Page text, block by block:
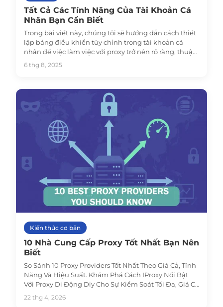
Tất Cả Các Tính Năng Của Tài Khoản Cá
Nhân Bạn Cần Biết
Trong bài viết này, chúng tôi sẽ hướng dẫn cách thiết
lập bảng điều khiển tùy chỉnh trong tài khoản cá
nhân để việc làm việc với proxy trở nên rõ ràng, thuận
tiện và nhanh chóng nhất có thể.
6 thg 8, 2025
Kiến thức cơ bản
10 Nhà Cung Cấp Proxy Tốt Nhất Bạn Nên
Biết
So Sánh 10 Proxy Providers Tốt Nhất Theo Giá Cả, Tính
Năng Và Hiệu Suất. Khám Phá Cách IProxy Nổi Bật
Với Proxy Di Động Diy Cho Sự Kiểm Soát Tối Đa, Giá Cả
Phải Chăng Và Tính Ẩn Danh.
22 thg 4, 2026